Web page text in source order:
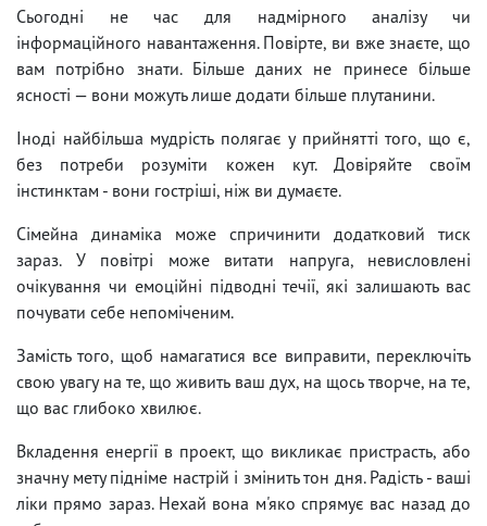
Сьогодні не час для надмірного аналізу чи
інформаційного навантаження. Повірте, ви вже знаєте, що
вам потрібно знати. Більше даних не принесе більше
ясності — вони можуть лише додати більше плутанини.
Іноді найбільша мудрість полягає у прийнятті того, що є,
без потреби розуміти кожен кут. Довіряйте своїм
інстинктам - вони гостріші, ніж ви думаєте.
Сімейна динаміка може спричинити додатковий тиск
зараз. У повітрі може витати напруга, невисловлені
очікування чи емоційні підводні течії, які залишають вас
почувати себе непоміченим.
Замість того, щоб намагатися все виправити, переключіть
свою увагу на те, що живить ваш дух, на щось творче, на те,
що вас глибоко хвилює.
Вкладення енергії в проект, що викликає пристрасть, або
значну мету підніме настрій і змінить тон дня. Радість - ваші
ліки прямо зараз. Нехай вона м'яко спрямує вас назад до